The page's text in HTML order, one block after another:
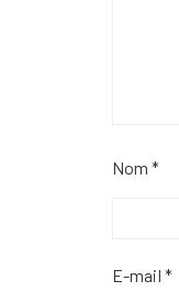
Nom*
E-mail *